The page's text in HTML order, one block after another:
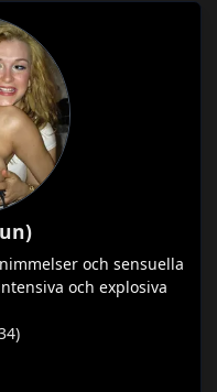
och sensuella
och explosiva